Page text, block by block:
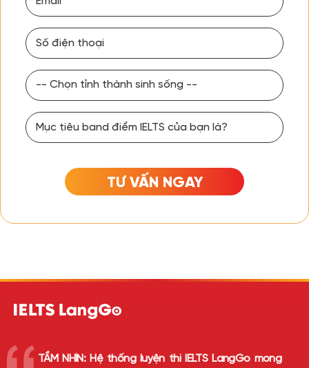
TƯ VẤN NGAY
TẦM NHÌN:Hệ thống luyện thi IELTS LangGo mong